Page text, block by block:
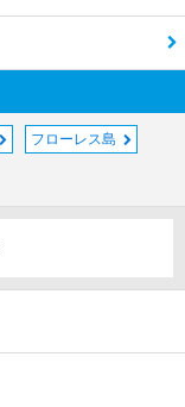
フローレス島